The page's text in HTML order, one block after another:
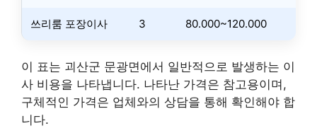
쓰리룸 포장이사 3 80.000~120.000
이 표는 괴산군 문광면에서 일반적으로 발생하는 이
사 비용을 나타냅니다. 나타난 가격은 참고용이며,
구체적인 가격은 업체와의 상담을 통해 확인해야 합
니다.